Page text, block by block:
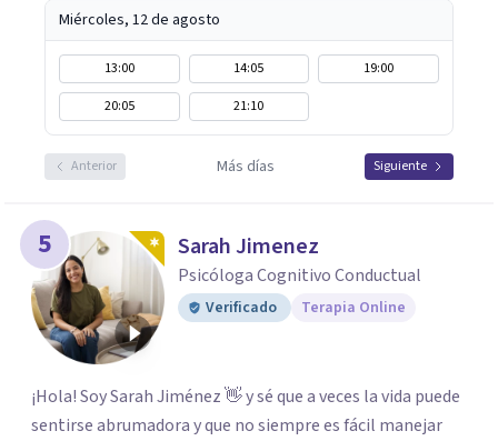
Miércoles, 12 de agosto
13:00 14:05
19:00
20:05
21:10
Anterior Más días Siguiente
5 Sarah Jimenez
Psicóloga Cognitivo Conductual
Verificado Terapia Online
¡Hola! Soy Sarah Jiménez 👋 y sé que a veces la vida puede
sentirse abrumadora y que no siempre es fácil manejar